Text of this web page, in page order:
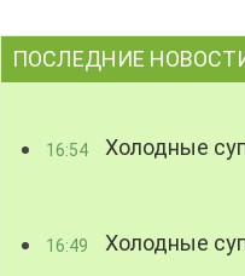
ПОСЛЕДНИЕ
16:54 Холодные
16:49 Холодные